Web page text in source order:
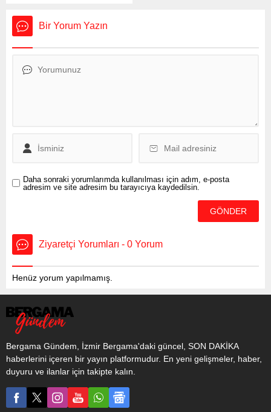
yüreklere nakşeden İstiklal
Marşımızı unuttuğumuz
zinciri vurulmuş demektir.”
mesajında, “İstiklal
Bir Yorum Yazın
Daha sonraki yorumlarımda kullanılması için adım, e-posta
adresim ve site adresim bu tarayıcıya kaydedilsin.
Ziyaretçi Yorumları - 0 Yorum
Henüz yorum yapılmamış.
Bergama Gündem, İzmir Bergama'daki güncel, SON DAKİKA
haberlerini içeren bir yayın platformudur. En yeni gelişmeler, haber,
duyuru ve ilanlar için takipte kalın.